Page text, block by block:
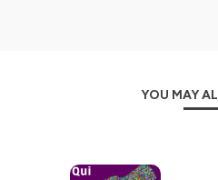
congruence. Autant de vertus
celle qui accompagne. Ce
YOU MAY